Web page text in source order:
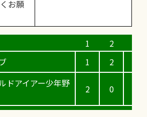
お願
ドアイアー少年野
1
2
2
0